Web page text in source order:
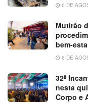
6 DE
Mutirão
bem-
6 DE
32ª
nesta
Corpo e